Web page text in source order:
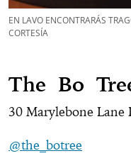
EN LAVO ENCONTRARÁS
CORTESÍA
The Bo
30 Marylebone
@the_botree